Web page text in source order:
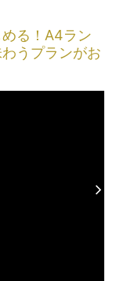
る！A4ラン
うプランがお